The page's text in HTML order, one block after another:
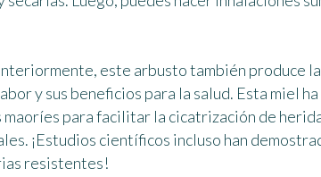
este arbusto también produce la
y sus beneficios para la salud. Esta miel
para facilitar la cicatrización de
¡Estudios científicos incluso han
resistentes!